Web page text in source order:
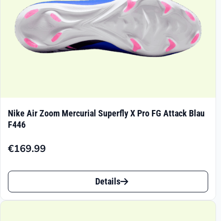
Produktseite
gewählt
werden
Nike Air Zoom Mercurial Superfly X Pro FG Attack Blau
F446
€169.99
Dieses
Produkt
Details